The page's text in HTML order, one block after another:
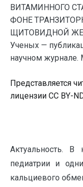
ВИТАМИННОГО
ФОНЕ
ЩИТОВИДНОЙ
Ученых —
научном журнале.
Представляется
лицензии CC BY-
Актуальность. В
педиатрии и
кальциевого